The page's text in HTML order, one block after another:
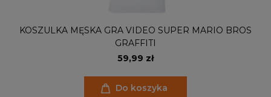
KOSZULKA MĘSKA GRA VIDEO SUPER MARIO BROS
GRAFFITI
59,99 zł
Do koszyka